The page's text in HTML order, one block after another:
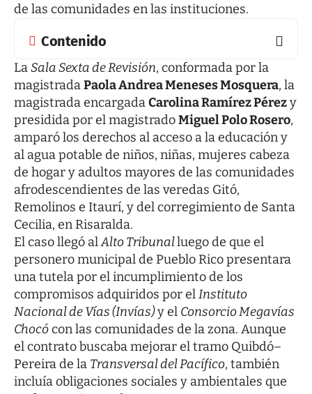
de las comunidades en las instituciones.
Contenido
LaSala Sexta de Revisión, conformada por la
magistradaPaola Andrea Meneses Mosquera, la
magistrada encargadaCarolina Ramírez Pérezy
presidida por el magistradoMiguel Polo Rosero,
amparó los derechos al acceso a la educación y
al agua potable de niños, niñas, mujeres cabeza
de hogar y adultos mayores de las comunidades
afrodescendientes de las veredas Gitó,
Remolinos e Itaurí, y del corregimiento de Santa
Cecilia, en Risaralda.
El caso llegó alAlto Tribunalluego de que el
personero municipal de Pueblo Rico presentara
una tutela por el incumplimiento de los
compromisos adquiridos por elInstituto
Nacional de Vías (Invías)y el Consorcio Megavías
Chocócon las comunidades de la zona. Aunque
el contrato buscaba mejorar el tramo Quibdó–
Pereira de la Transversal del Pacífico, también
incluía obligaciones sociales y ambientales que